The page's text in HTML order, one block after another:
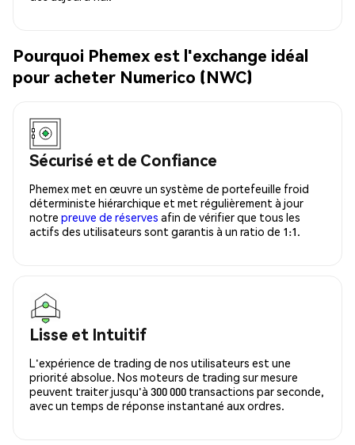
Pourquoi Phemex est l'exchange idéal
pour acheter Numerico (NWC)
Sécurisé et de Confiance
Phemex met en œuvre un système de portefeuille froid
déterministe hiérarchique et met régulièrement à jour
notre preuve de réserves afin de vérifier que tous les
actifs des utilisateurs sont garantis à un ratio de 1:1.
Lisse et Intuitif
L'expérience de trading de nos utilisateurs est une
priorité absolue. Nos moteurs de trading sur mesure
peuvent traiter jusqu'à 300 000 transactions par seconde,
avec un temps de réponse instantané aux ordres.